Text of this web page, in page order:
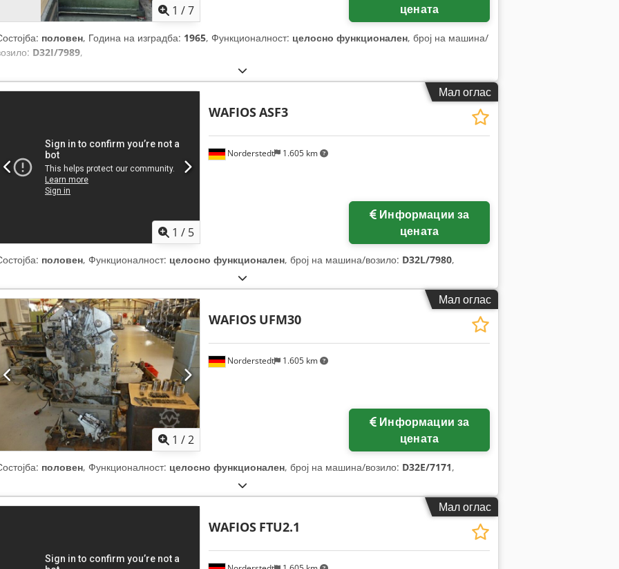
1 /7
цената
половен, Година на изградба: 1965, Функционалност: целосно функционален, број на машина/
D32I/7989,
Мал оглас
1 / 5
Norderstedt 1.605 km
WAFIOSASF3
цената
половен, Функционалност: целосно функционален, број на машина/возило: D32L/7980,
Мал оглас
Побарајте повеќе
1 /2
Norderstedt 1.605 km
WAFIOS UFM30
цената
половен, Функционалност: целосно функционален, број на машина/возило: D32E/7171,
Мал оглас
WAFIOS FTU2.1